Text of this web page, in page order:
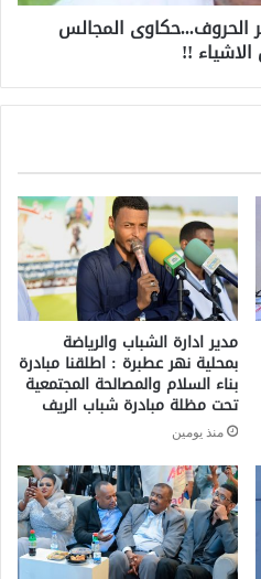
الحروف...حكاوى المجالس
!!
مدير ادارة الشباب والرياضة
بمحلية نهر عطبرة : اطلقنا مبادرة
بناء السلام والمصالحة المجتمعية
تحت مظلة مبادرة شباب الريف
منذ يومين